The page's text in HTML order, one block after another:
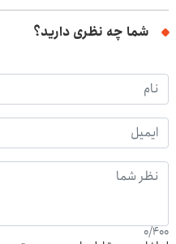
شما چه نظری دارید؟
0/400